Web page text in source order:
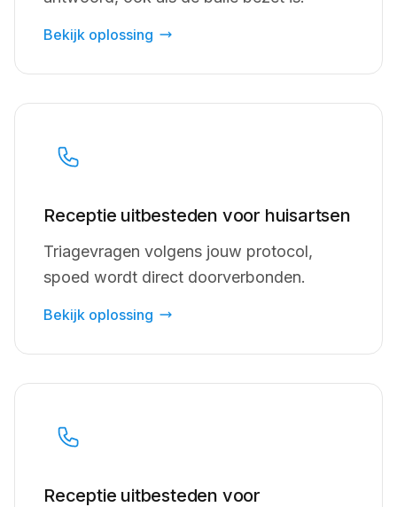
Bekijk oplossing
Receptie uitbesteden voor huisartsen
Triagevragen volgens jouw protocol,
spoed wordt direct doorverbonden.
Bekijk oplossing
Receptie uitbesteden voor